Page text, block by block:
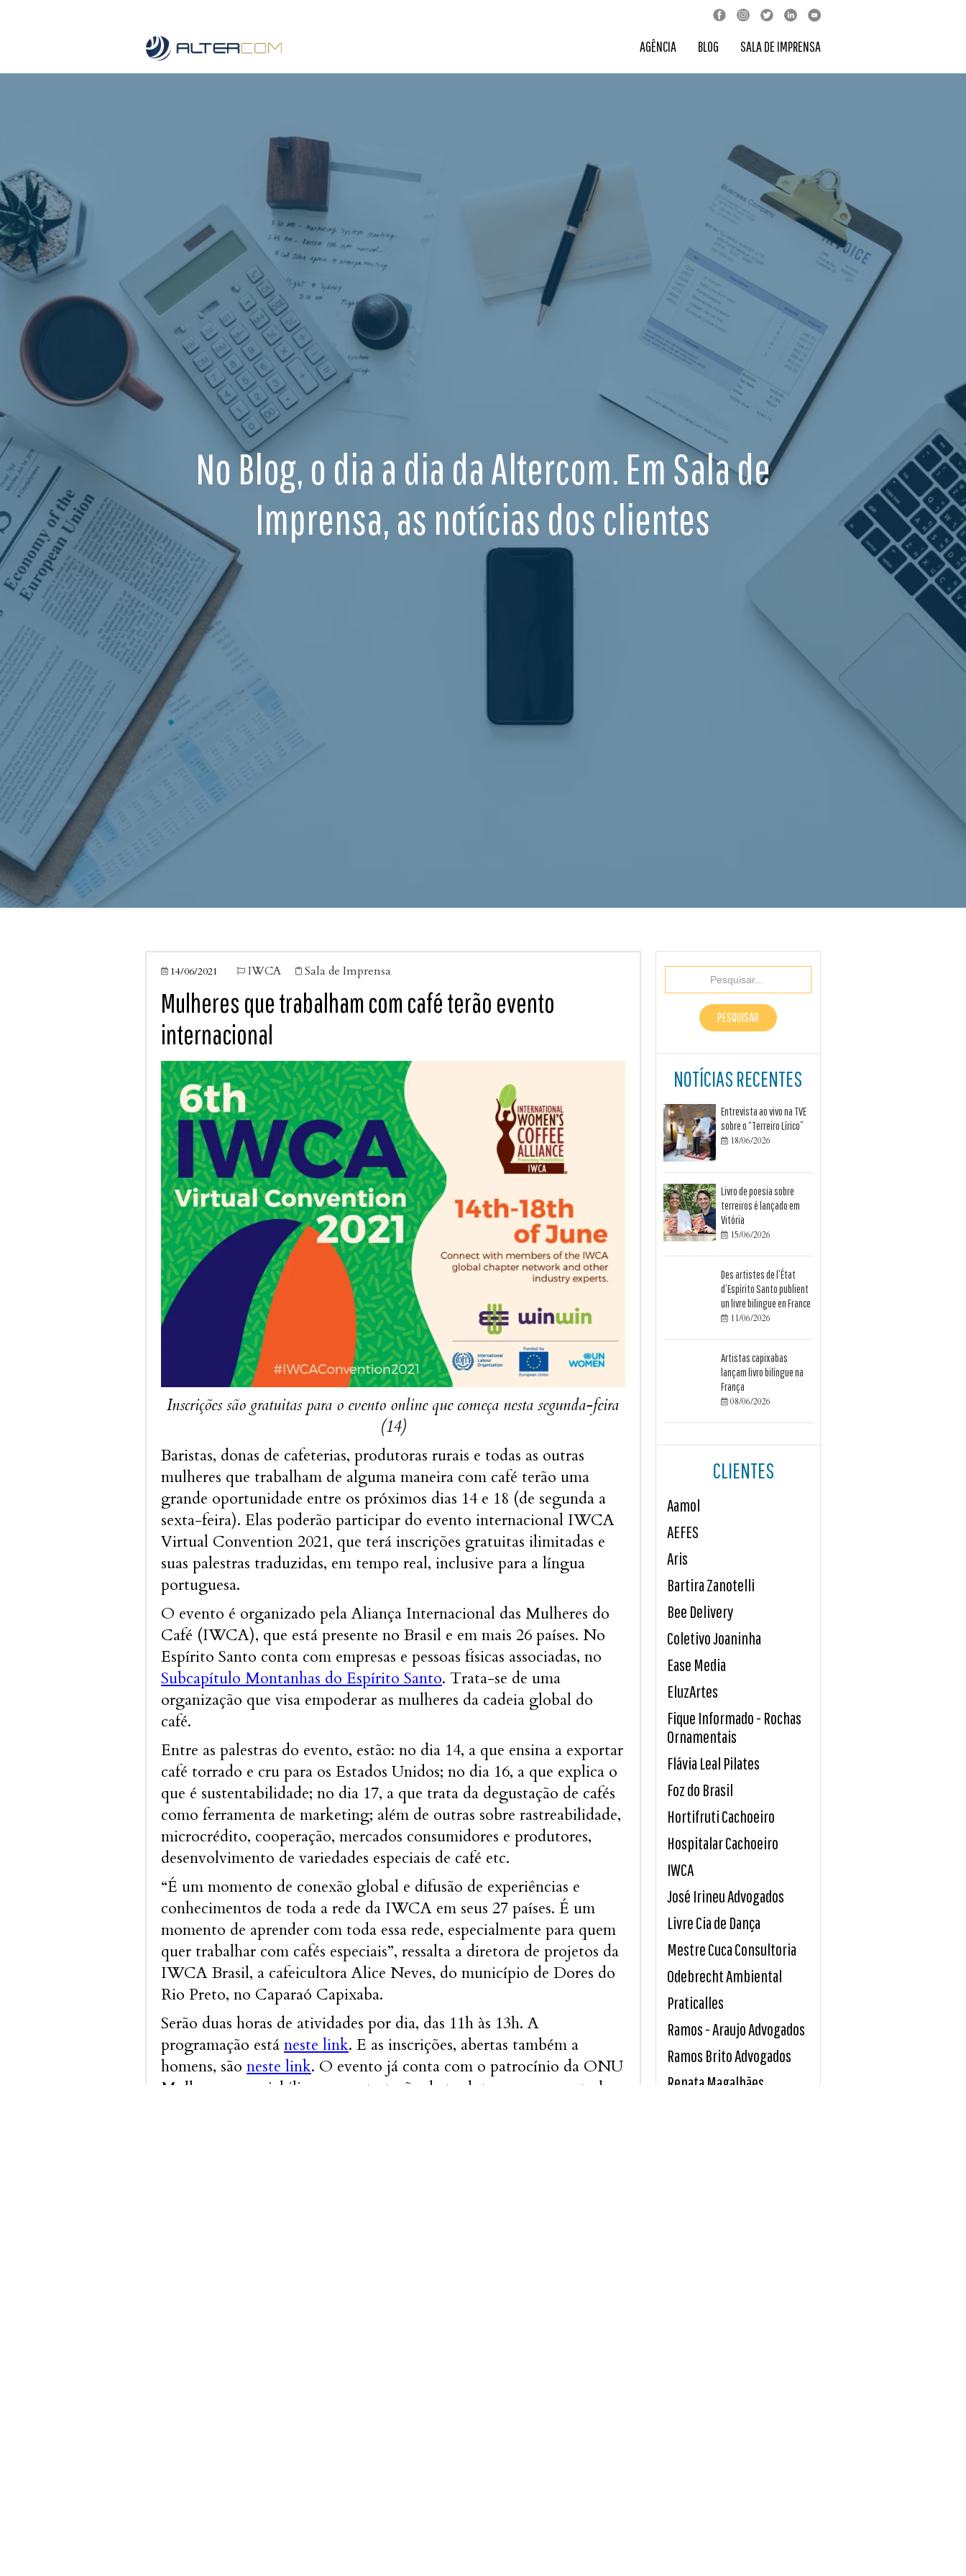
AGÊNCIA BLOG SALA DE IMPRENSA
No Blog, o dia a dia da Altercom. Em Sala de
Imprensa, as notícias dos clientes
 14/06/2021  IWCA  Sala de Imprensa
Mulheres que trabalham com café terão evento
internacional
Inscrições são gratuitas para o evento online que começa nesta segunda-feira
(14)
Baristas, donas de cafeterias, produtoras rurais e todas as outras
mulheres que trabalham de alguma maneira com café terão uma
grande oportunidade entre os próximos dias 14 e 18 (de segunda a
sexta-feira). Elas poderão participar do evento internacional IWCA
Virtual Convention 2021, que terá inscrições gratuitas ilimitadas e
suas palestras traduzidas, em tempo real, inclusive para a língua
portuguesa.
O evento é organizado pela Aliança Internacional das Mulheres do
Café (IWCA), que está presente no Brasil e em mais 26 países. No
Espírito Santo conta com empresas e pessoas físicas associadas, no
Subcapítulo Montanhas do Espírito Santo. Trata-se de uma
organização que visa empoderar as mulheres da cadeia global do
café.
Entre as palestras do evento, estão: no dia 14, a que ensina a exportar
café torrado e cru para os Estados Unidos; no dia 16, a que explica o
que é sustentabilidade; no dia 17, a que trata da degustação de cafés
como ferramenta de marketing; além de outras sobre rastreabilidade,
microcrédito, cooperação, mercados consumidores e produtores,
desenvolvimento de variedades especiais de café etc.
“É um momento de conexão global e difusão de experiências e
conhecimentos de toda a rede da IWCA em seus 27 países. É um
momento de aprender com toda essa rede, especialmente para quem
quer trabalhar com cafés especiais”, ressalta a diretora de projetos da
IWCA Brasil, a cafeicultora Alice Neves, do município de Dores do
Rio Preto, no Caparaó Capixaba.
Serão duas horas de atividades por dia, das 11h às 13h. A
programação está neste link. E as inscrições, abertas também a
homens, são neste link. O evento já conta com o patrocínio da ONU
Mulheres, que viabilizou a contratação de tradutoras para que todas
NOTÍCIAS RECENTES
Entrevista ao vivo na TVE
sobre o “Terreiro Lírico”
 18/06/2026
Livro de poesia sobre
terreiros é lançado em
Vitória
 15/06/2026
Des artistes de l’État
d’Espírito Santo publient
un livre bilingue en France
 11/06/2026
Artistas capixabas
lançam livro bilíngue na
França
 08/06/2026
CLIENTES
Aamol
AEFES
Aris
Bartira Zanotelli
Bee Delivery
Coletivo Joaninha
Ease Media
EluzArtes
Fique Informado - Rochas
Ornamentais
Flávia Leal Pilates
Foz do Brasil
Hortifruti Cachoeiro
Hospitalar Cachoeiro
IWCA
José Irineu Advogados
Livre Cia de Dança
Mestre Cuca Consultoria
Odebrecht Ambiental
Praticalles
Ramos - Araujo Advogados
Ramos Brito Advogados
Renata Magalhães